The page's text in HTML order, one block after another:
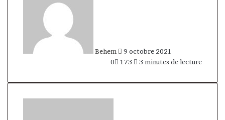
Behem
9 octobre 2021
0
173 3 minutes de lecture